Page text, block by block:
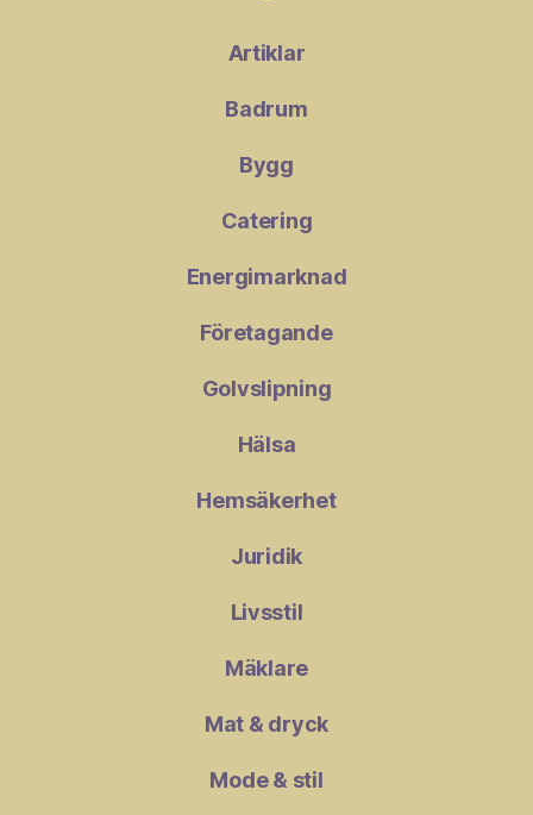
Artiklar
Badrum
Bygg
Catering
Energimarknad
Företagande
Golvslipning
Hälsa
Hemsäkerhet
Juridik
Livsstil
Mäklare
Mat & dryck
Mode & stil